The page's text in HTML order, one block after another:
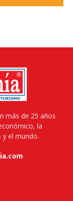
más de 25 años
la
y el mundo.